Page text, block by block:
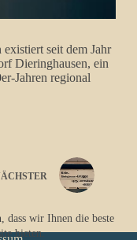
dass wir Ihnen die beste
bieten.
seit dem Jahr
Dieringhausen, ein
Jahren regional